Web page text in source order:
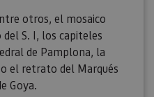
otros, el mosaico
S. I, los capiteles
de Pamplona, la
el retrato del Marqués
Goya.